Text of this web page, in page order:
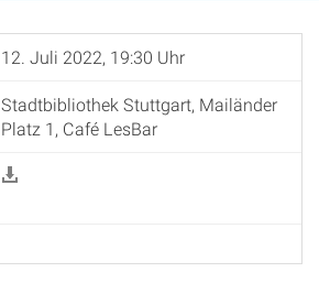
12. Juli 2022, 19:30 Uhr
Stadtbibliothek Stuttgart, Mailänder
Platz 1, Café LesBar